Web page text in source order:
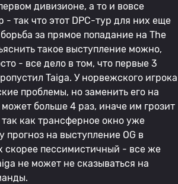
дивизионе, а то и вовсе
так что этот DPC-тур для них еще
за прямое попадание на The
такое выступление можно,
- все дело в том, что первые 3
Taiga. У норвежского игрока
проблемы, но заменить его на
может больше 4 раз, иначе им грозит
как трансферное окно уже
прогноз на выступление OG в
скорее пессимистичный - все же
не может не сказываться на